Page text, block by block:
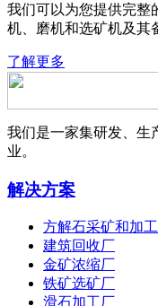
我们可以为您提供完整
机、磨机和选矿机及其
了解更多
我们是一家集研发、生
业。
解决方案
方解石采矿和加
建筑回收厂
金矿浓缩厂
铁矿选矿厂
滑石加工厂